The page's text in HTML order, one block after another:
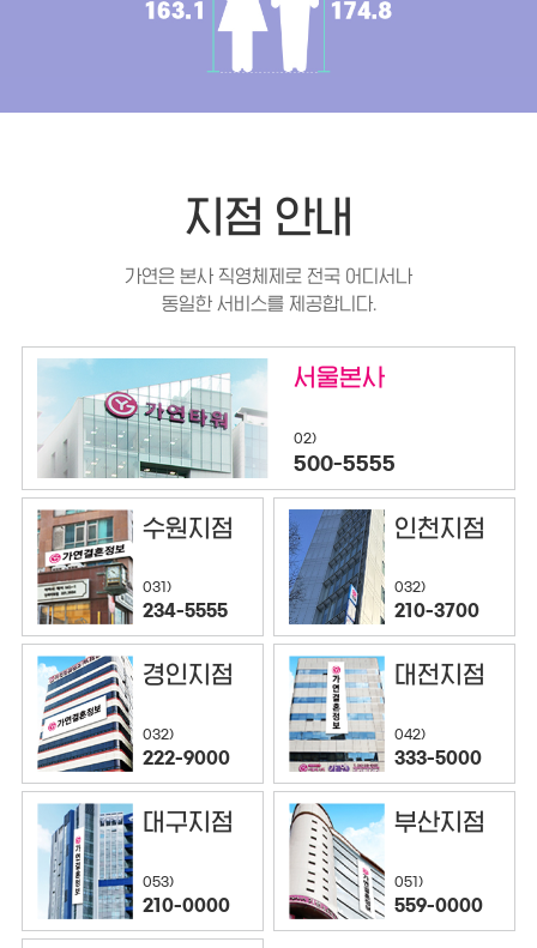
지점 안내
가연은 본사 직영체제로 전국 어디서나
동일한 서비스를 제공합니다.
서울본사
02)
500-5555
수원지점
031)
234-5555
인천지점
032)
210-3700
경인지점
032)
222-9000
대전지점
042)
333-5000
대구지점
053)
210-0000
부산지점
051)
559-0000